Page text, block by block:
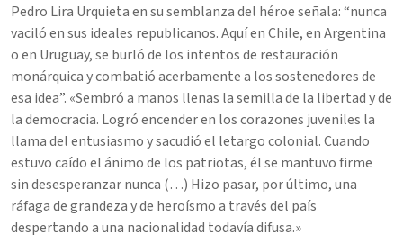
Pedro Lira Urquieta en su semblanza del héroe señala: “nunca
vaciló en sus ideales republicanos. Aquí en Chile, en Argentina
o en Uruguay, se burló de los intentos de restauración
monárquica y combatió acerbamente a los sostenedores de
esa idea”. «Sembró a manos llenas la semilla de la libertad y de
la democracia. Logró encender en los corazones juveniles la
llama del entusiasmo y sacudió el letargo colonial. Cuando
estuvo caído el ánimo de los patriotas, él se mantuvo firme
sin desesperanzar nunca (…) Hizo pasar, por último, una
ráfaga de grandeza y de heroísmo a través del país
despertando a una nacionalidad todavía difusa.»